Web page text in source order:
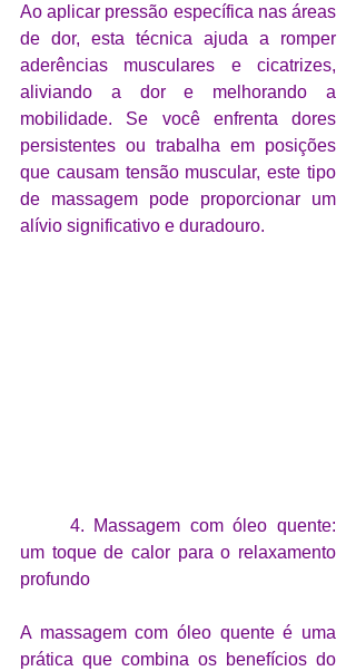
Ao aplicar pressão específica nas áreas
de dor, esta técnica ajuda a romper
aderências musculares e cicatrizes,
aliviando a dor e melhorando a
mobilidade. Se você enfrenta dores
persistentes ou trabalha em posições
que causam tensão muscular, este tipo
de massagem pode proporcionar um
alívio significativo e duradouro.
um toque de calor para o relaxamento
profundo
A massagem com óleo quente é uma
prática que combina os benefícios do